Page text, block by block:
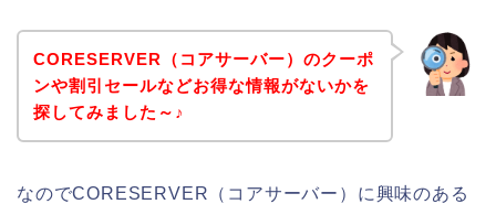
CORESERVER（コアサーバー）のクーポ
ンや割引セールなどお得な情報がないかを
探してみました～♪
なのでCORESERVER（コアサーバー）に興味のある